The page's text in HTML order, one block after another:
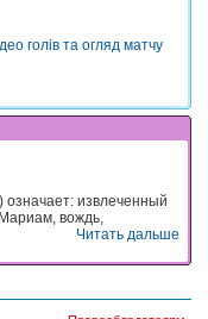
голів та огляд матчу
означает: извлеченный
вождь,
Читать дальше